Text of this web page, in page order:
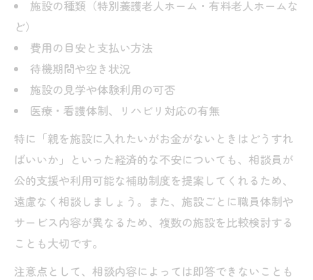
施設の種類（特別養護老人ホーム・有料老人ホームな
ど）
費用の目安と支払い方法
待機期間や空き状況
施設の見学や体験利用の可否
医療・看護体制、リハビリ対応の有無
特に「親を施設に入れたいがお金がないときはどうすれ
ばいいか」といった経済的な不安についても、相談員が
公的支援や利用可能な補助制度を提案してくれるため、
遠慮なく相談しましょう。また、施設ごとに職員体制や
サービス内容が異なるため、複数の施設を比較検討する
ことも大切です。
注意点として、相談内容によっては即答できないことも